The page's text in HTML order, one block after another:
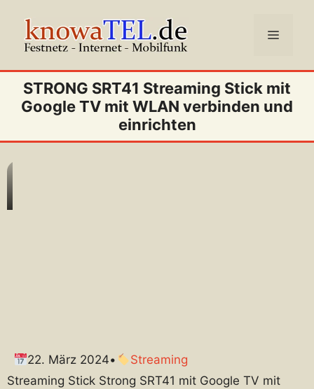
Inhalt
springen
Menü
STRONG SRT41 Streaming Stick mit
Google TV mit WLAN verbinden und
einrichten
22. März 2024•
Streaming
Streaming Stick Strong SRT41 mit Google TV mit